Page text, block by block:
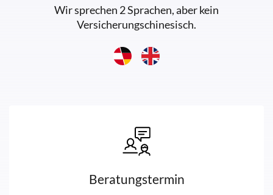
Wir sprechen 2 Sprachen, aber kein
Versicherungschinesisch.
Beratungstermin